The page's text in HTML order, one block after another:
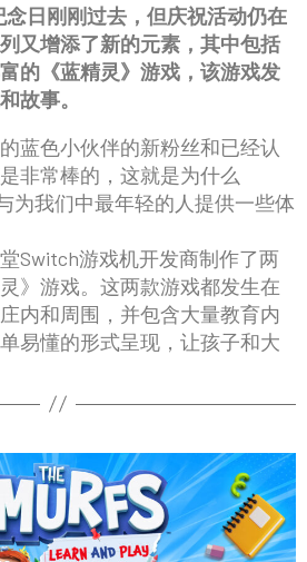
念日刚刚过去，但庆祝活动仍在
又增添了新的元素，其中包括
的《蓝精灵》游戏，该游戏发
故事。
蓝色小伙伴的新粉丝和已经认
非常棒的，这就是为什么
为我们中最年轻的人提供一些体
Switch游戏机开发商制作了两
》游戏。这两款游戏都发生在
内和周围，并包含大量教育内
易懂的形式呈现，让孩子和大